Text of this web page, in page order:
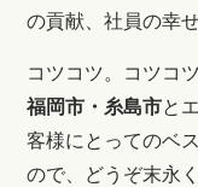
の貢献、社員の幸
コツコツ。コツコ
福岡市・糸島市と
客様にとってのベ
ので、どうぞ末永